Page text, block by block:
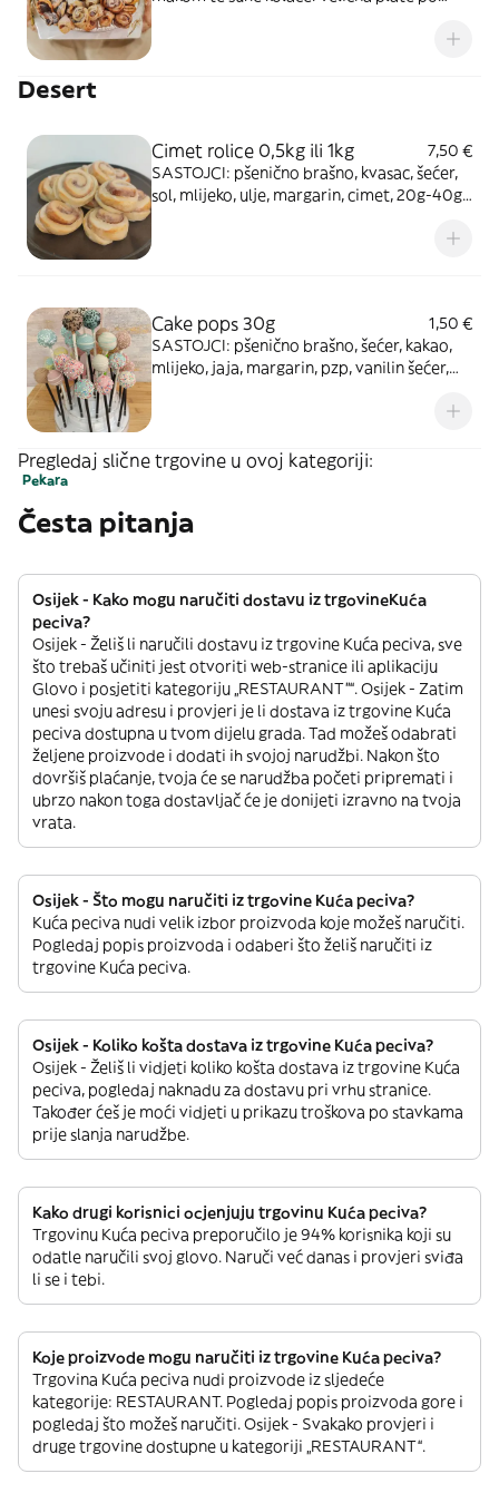
Desert
Cimet rolice 0,5kg ili 1kg
7,50 €
SASTOJCI: pšenično brašno, kvasac, šećer,
sol, mlijeko, ulje, margarin, cimet, 20g-40g
Cake pops 30g
1,50 €
SASTOJCI: pšenično brašno, šećer, kakao,
mlijeko, jaja, margarin, pzp, vanilin šećer,
Pregledaj slične trgovine u ovoj kategoriji:
Pekara
Česta pitanja
Osijek - Kako mogu naručiti dostavu iz trgovineKuća
peciva?
Osijek - Želiš li naručili dostavu iz trgovine Kuća peciva, sve
što trebaš učiniti jest otvoriti web-stranice ili aplikaciju
Glovo i posjetiti kategoriju „RESTAURANT”“. Osijek - Zatim
unesi svoju adresu i provjeri je li dostava iz trgovine Kuća
peciva dostupna u tvom dijelu grada. Tad možeš odabrati
željene proizvode i dodati ih svojoj narudžbi. Nakon što
dovršiš plaćanje, tvoja će se narudžba početi pripremati i
ubrzo nakon toga dostavljač će je donijeti izravno na tvoja
vrata.
Osijek - Što mogu naručiti iz trgovine Kuća peciva?
Kuća peciva nudi velik izbor proizvoda koje možeš naručiti.
Pogledaj popis proizvoda i odaberi što želiš naručiti iz
trgovine Kuća peciva.
Osijek - Koliko košta dostava iz trgovine Kuća peciva?
Osijek - Želiš li vidjeti koliko košta dostava iz trgovine Kuća
peciva, pogledaj naknadu za dostavu pri vrhu stranice.
Također ćeš je moći vidjeti u prikazu troškova po stavkama
prije slanja narudžbe.
Kako drugi korisnici ocjenjuju trgovinu Kuća peciva?
Trgovinu Kuća peciva preporučilo je 94% korisnika koji su
odatle naručili svoj glovo. Naruči već danas i provjeri sviđa
li se i tebi.
Koje proizvode mogu naručiti iz trgovine Kuća peciva?
Trgovina Kuća peciva nudi proizvode iz sljedeće
kategorije: RESTAURANT. Pogledaj popis proizvoda gore i
pogledaj što možeš naručiti. Osijek - Svakako provjeri i
druge trgovine dostupne u kategoriji „RESTAURANT“.